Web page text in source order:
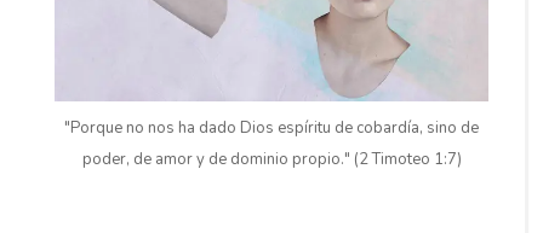
"Porque no nos ha dado Dios espíritu de cobardía, sino de
poder, de amor y de dominio propio." (2 Timoteo 1:7)